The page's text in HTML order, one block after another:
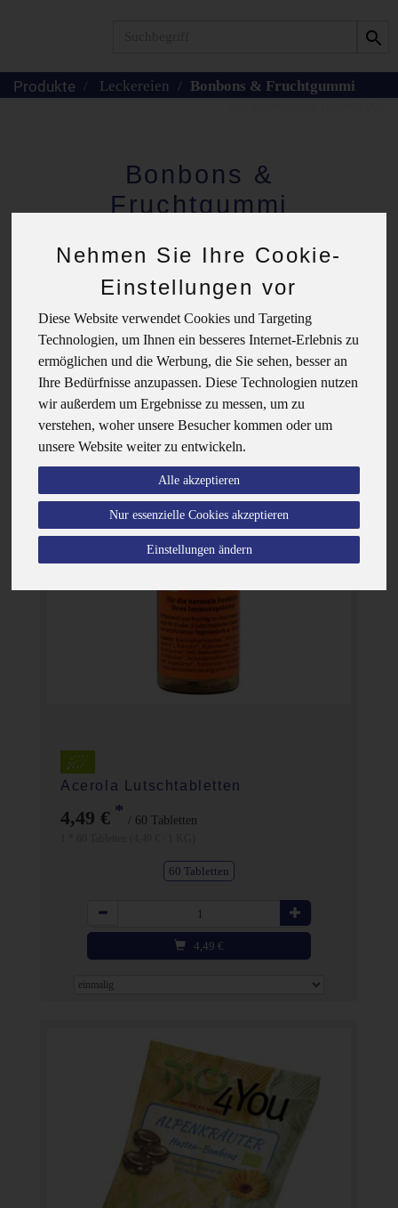
Nehmen Sie Ihre Cookie-
Einstellungen vor
Diese Website verwendet Cookies und Targeting
Technologien, um Ihnen ein besseres Internet-Erlebnis zu
ermöglichen und die Werbung, die Sie sehen, besser an
Ihre Bedürfnisse anzupassen. Diese Technologien nutzen
wir außerdem um Ergebnisse zu messen, um zu
verstehen, woher unsere Besucher kommen oder um
unsere Website weiter zu entwickeln.
Alle akzeptieren
Nur essenzielle Cookies akzeptieren
Einstellungen ändern
Leckereien Bonbons & Fruchtgummi
Bonbons &
Fruchtgummi
Hersteller
Allergene
Acerola Lutschtabletten
4,49 € * / 60 Tabletten
60 Tabletten
Anzahl
4,49 €